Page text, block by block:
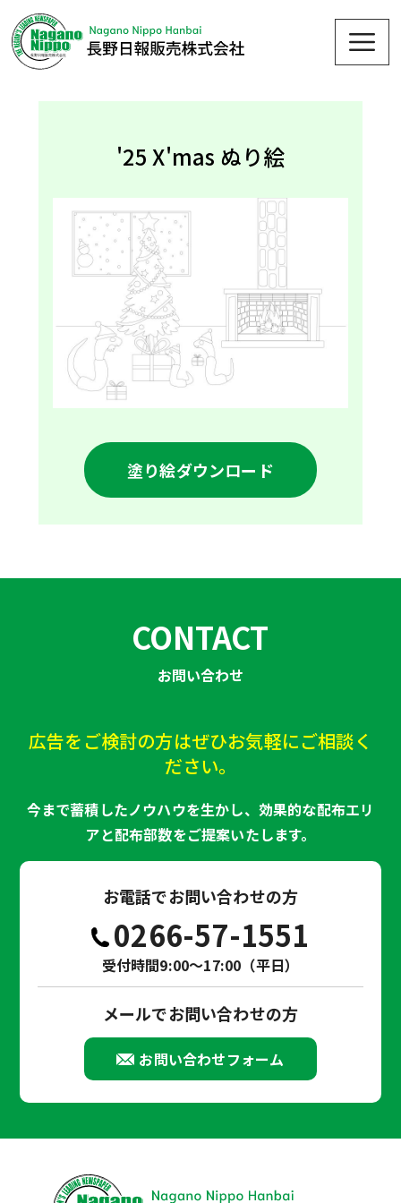
Skip
to
content
'25 X'mas ぬり絵
塗り絵ダウンロード
CONTACT
お問い合わせ
広告をご検討の方はぜひお気軽にご相談く
ださい。
今まで蓄積したノウハウを生かし、効果的な配布エリ
アと配布部数をご提案いたします。
お電話でお問い合わせの方
0266-57-1551
受付時間9:00～17:00（平日）
メールでお問い合わせの方
お問い合わせフォーム